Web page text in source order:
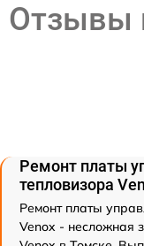
Отзывы
Ремонт платы
тепловизора
Ремонт платы
Venox - несложная